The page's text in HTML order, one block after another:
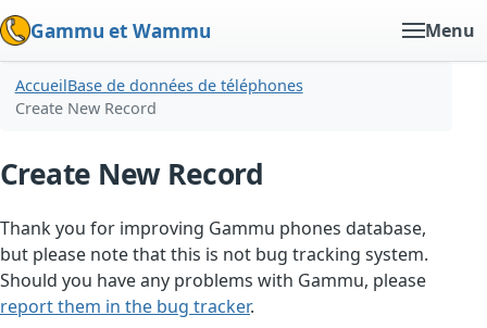
Gammu et Wammu Menu
AccueilBase de données de téléphones
Create New Record
Create New Record
Thank you for improving Gammu phones database,
but please note that this is not bug tracking system.
Should you have any problems with Gammu, please
report them in the bug tracker.